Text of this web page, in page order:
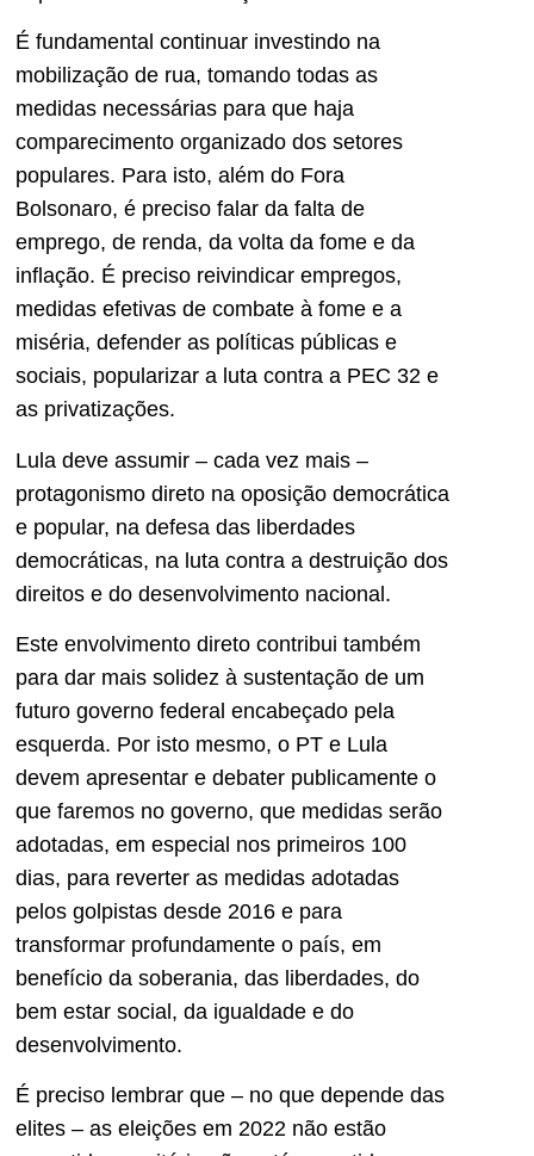
É fundamental continuar investindo na
mobilização de rua, tomando todas as
medidas necessárias para que haja
comparecimento organizado dos setores
populares. Para isto, além do Fora
Bolsonaro, é preciso falar da falta de
emprego, de renda, da volta da fome e da
inflação. É preciso reivindicar empregos,
medidas efetivas de combate à fome e a
miséria, defender as políticas públicas e
sociais, popularizar a luta contra a PEC 32 e
as privatizações.
Lula deve assumir – cada vez mais –
protagonismo direto na oposição democrática
e popular, na defesa das liberdades
democráticas, na luta contra a destruição dos
direitos e do desenvolvimento nacional.
Este envolvimento direto contribui também
para dar mais solidez à sustentação de um
futuro governo federal encabeçado pela
esquerda. Por isto mesmo, o PT e Lula
devem apresentar e debater publicamente o
que faremos no governo, que medidas serão
adotadas, em especial nos primeiros 100
dias, para reverter as medidas adotadas
pelos golpistas desde 2016 e para
transformar profundamente o país, em
benefício da soberania, das liberdades, do
bem estar social, da igualdade e do
desenvolvimento.
É preciso lembrar que – no que depende das
elites – as eleições em 2022 não estão